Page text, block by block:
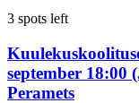
3 spots left
september 18:00
Peramets